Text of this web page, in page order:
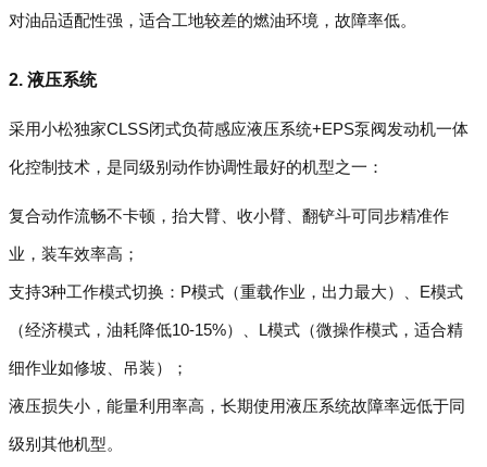
对油品适配性强，适合工地较差的燃油环境，故障率低。
2. 液压系统
采用小松独家CLSS闭式负荷感应液压系统+EPS泵阀发动机一体
化控制技术，是同级别动作协调性最好的机型之一：
复合动作流畅不卡顿，抬大臂、收小臂、翻铲斗可同步精准作
业，装车效率高；
支持3种工作模式切换：P模式（重载作业，出力最大）、E模式
（经济模式，油耗降低10-15%）、L模式（微操作模式，适合精
细作业如修坡、吊装）；
液压损失小，能量利用率高，长期使用液压系统故障率远低于同
级别其他机型。